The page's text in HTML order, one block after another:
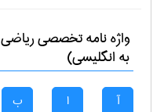
واژه نامه تخصصیرياضی
به انگلیسی)
آ ا ب